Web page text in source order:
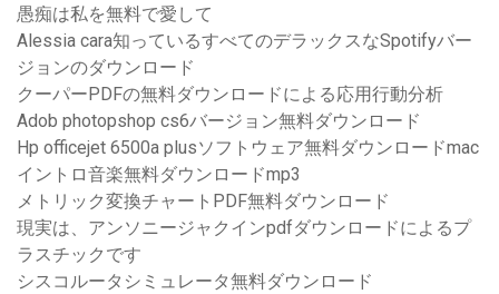
愚痴は私を無料で愛して
Alessia cara知っているすべてのデラックスなSpotifyバー
ジョンのダウンロード
クーパーPDFの無料ダウンロードによる応用行動分析
Adob photopshop cs6バージョン無料ダウンロード
Hp officejet 6500a plusソフトウェア無料ダウンロードmac
イントロ音楽無料ダウンロードmp3
メトリック変換チャートPDF無料ダウンロード
現実は、アンソニージャクインpdfダウンロードによるプ
ラスチックです
シスコルータシミュレータ無料ダウンロード